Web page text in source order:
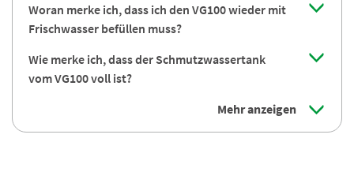
Woran merke ich, dass ich den VG100 wieder mit
Frischwasser befüllen muss?
Wie merke ich, dass der Schmutzwassertank
vom VG100 voll ist?
Mehr anzeigen